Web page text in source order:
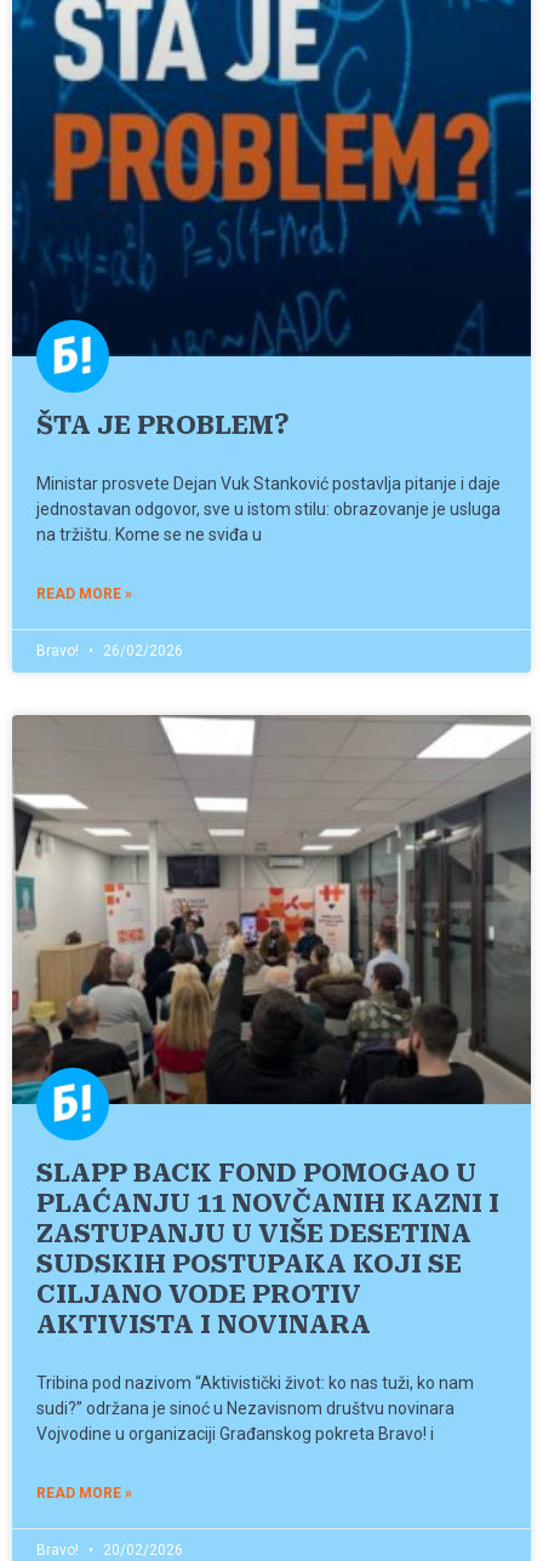
ŠTA JE PROBLEM?
Ministar prosvete Dejan Vuk Stanković postavlja pitanje i daje
jednostavan odgovor, sve u istom stilu: obrazovanje je usluga
na tržištu. Kome se ne sviđa u
READ MORE »
Bravo! 26/02/2026
SLAPP BACK FOND POMOGAO U
PLAĆANJU 11 NOVČANIH KAZNI I
ZASTUPANJU U VIŠE DESETINA
SUDSKIH POSTUPAKA KOJI SE
CILJANO VODE PROTIV
AKTIVISTA I NOVINARA
Tribina pod nazivom “Aktivistički život: ko nas tuži, ko nam
sudi?” održana je sinoć u Nezavisnom društvu novinara
Vojvodine u organizaciji Građanskog pokreta Bravo! i
READ MORE »
Bravo! 20/02/2026